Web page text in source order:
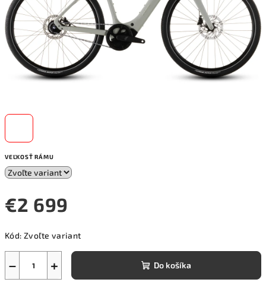
VEĽKOSŤ RÁMU
€2 699
cena:
Kód: Zvoľte variant
+
− Do košíka